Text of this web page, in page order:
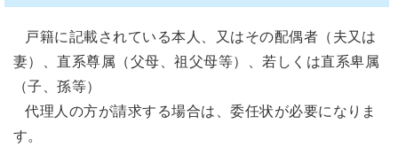
戸籍に記載されている本人、又はその配偶者（夫又は
妻）、直系尊属（父母、祖父母等）、若しくは直系卑属
（子、孫等）
代理人の方が請求する場合は、委任状が必要になりま
す。